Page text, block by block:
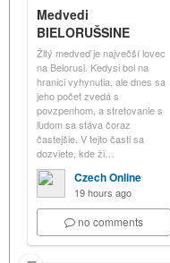
Medvedi
BIELORUŠSINE
Žltý medveď je največší lovec
na Belorusi. Kedysi bol na
hranici vyhynutia, ale dnes sa
jeho počet zvedá s
povzpenhom, a stretovanie s
ľudom sa stáva čoraz
častejšie. V tejto časti sa
dozviete, kde ži…
Czech Online
19 hours ago
no comments